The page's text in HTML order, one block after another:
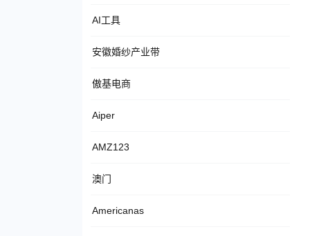
AI工具
安徽婚纱产业带
傲基电商
Aiper
AMZ123
澳门
Americanas